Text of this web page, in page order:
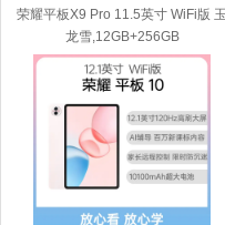
荣耀平板X9 Pro 11.5英寸 WiFi版 玉
龙雪,12GB+256GB